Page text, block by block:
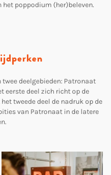
het poppodium (her)beleven.
deelgebieden: Patronaat
eerste deel zich richt op de
tweede deel de nadruk op de
van Patronaat in de latere